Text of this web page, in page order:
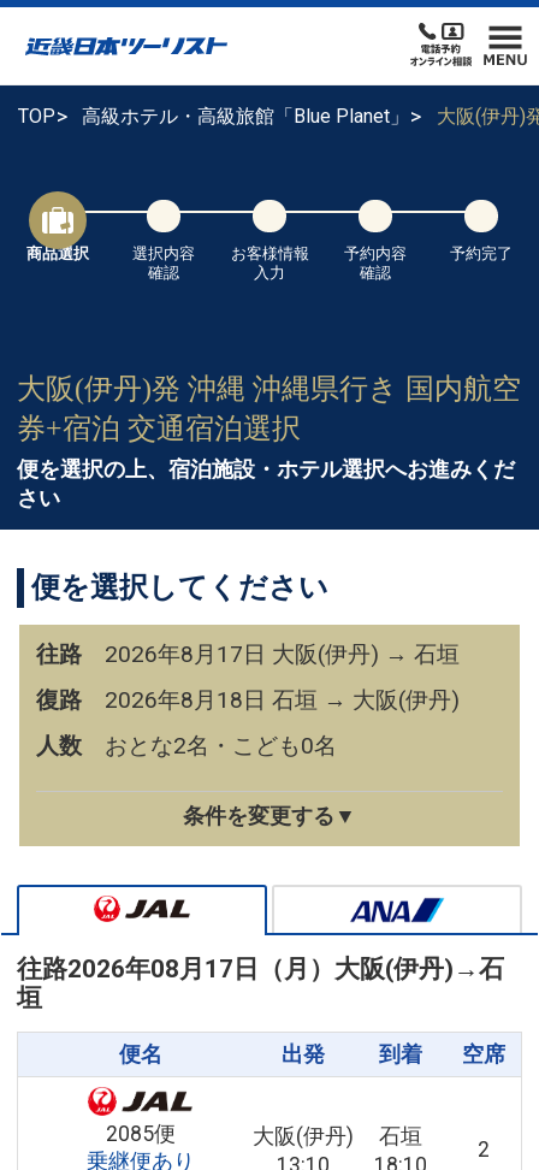
TOP 高級ホテル・高級旅館「Blue Planet」 大阪(伊丹)
商品選択
選択内容
確認
お客様情報
入力
予約内容
確認
予約完了
大阪(伊丹)発 沖縄 沖縄県行き 国内航空
券+宿泊 交通宿泊選択
便を選択の上、宿泊施設・ホテル選択へお進みくだ
さい
便を選択してください
往路
2026年8月17日 大阪(伊丹) → 石垣
復路
2026年8月18日 石垣 → 大阪(伊丹)
人数
おとな2名・こども0名
条件を変更する▼
往路2026年08月17日（月） 大阪(伊丹) →石
垣
便名 出発 到着 空席
2085便
乗継便あり
大阪(伊丹)
石垣
2